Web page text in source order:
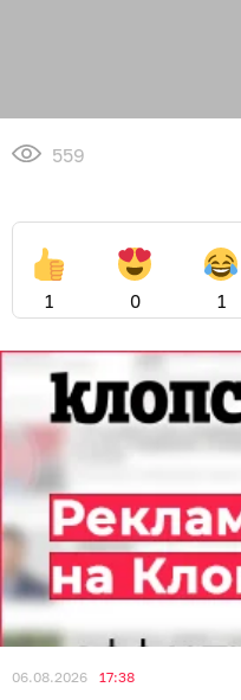
559
1 0 1
06.08.2026 17:38